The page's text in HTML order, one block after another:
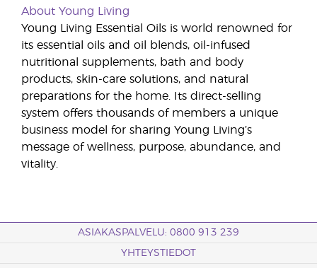
About Young Living
Young Living Essential Oils is world renowned for
its essential oils and oil blends, oil-infused
nutritional supplements, bath and body
products, skin-care solutions, and natural
preparations for the home. Its direct-selling
system offers thousands of members a unique
business model for sharing Young Living’s
message of wellness, purpose, abundance, and
vitality.
ASIAKASPALVELU: 0800 913 239
YHTEYSTIEDOT